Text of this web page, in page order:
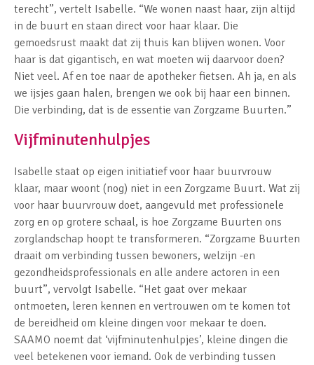
terecht”, vertelt Isabelle. “We wonen naast haar, zijn altijd
in de buurt en staan direct voor haar klaar. Die
gemoedsrust maakt dat zij thuis kan blijven wonen. Voor
haar is dat gigantisch, en wat moeten wij daarvoor doen?
Niet veel. Af en toe naar de apotheker fietsen. Ah ja, en als
we ijsjes gaan halen, brengen we ook bij haar een binnen.
Die verbinding, dat is de essentie van Zorgzame Buurten.”
Vijfminutenhulpjes
Isabelle staat op eigen initiatief voor haar buurvrouw
klaar, maar woont (nog) niet in een Zorgzame Buurt. Wat zij
voor haar buurvrouw doet, aangevuld met professionele
zorg en op grotere schaal, is hoe Zorgzame Buurten ons
zorglandschap hoopt te transformeren. “Zorgzame Buurten
draait om verbinding tussen bewoners, welzijn -en
gezondheidsprofessionals en alle andere actoren in een
buurt”, vervolgt Isabelle. “Het gaat over mekaar
ontmoeten, leren kennen en vertrouwen om te komen tot
de bereidheid om kleine dingen voor mekaar te doen.
SAAMO noemt dat ‘vijfminutenhulpjes’, kleine dingen die
veel betekenen voor iemand. Ook de verbinding tussen